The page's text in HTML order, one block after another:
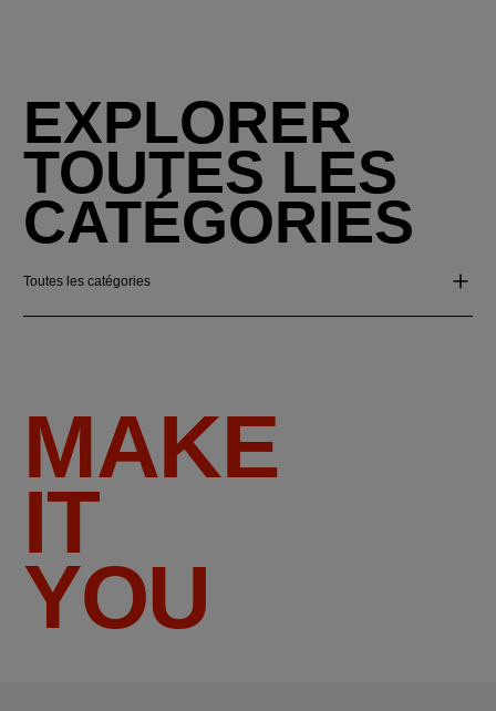
EXPLORER
TOUTES LES
CATÉGORIES
Toutes les catégories
MAKE
IT
YOU